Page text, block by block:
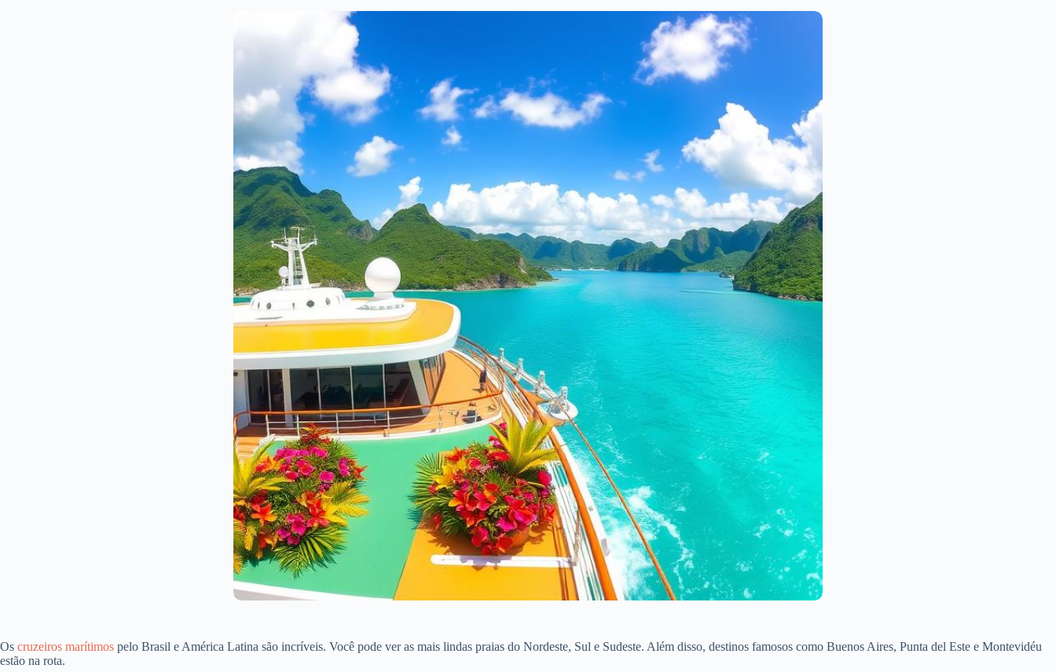
Os cruzeiros marítimos pelo Brasil e América Latina são incríveis. Você pode ver as mais lindas praias do Nordeste, Sul e Sudeste. Além disso, destinos famosos como Buenos Aires, Punta del Este e Montevidéu
estão na rota.